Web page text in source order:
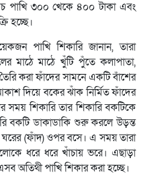
পাখি ৩০০ খেকে ৪০০ টাকা এবং
হচ্ছে।
পাখি শিকারি জানান, তারা
মাঠে মাঠে খুঁটি পুঁতে কলাপাতা,
করা ফাঁদের সামনে একটি বাঁশের
দিয়ে বকের ঝাঁক নির্মিত ফাঁদের
সময় শিকারি তার শিকারি বকটিকে
বকটি ডাকাডাকি শুরু করলে উড়ন্ত
ঘরের (ফাঁদ) ওপর বসে। এ সময় তারা
ধরে ধরে খাঁচায় ভরে। এছাড়া
অতিথী পাখি শিকার করা হচ্ছে।